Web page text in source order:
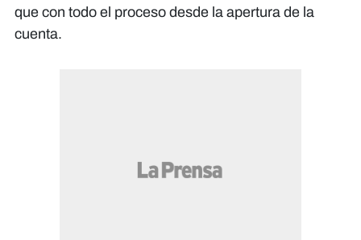
que con todo el proceso desde la apertura de la
cuenta.